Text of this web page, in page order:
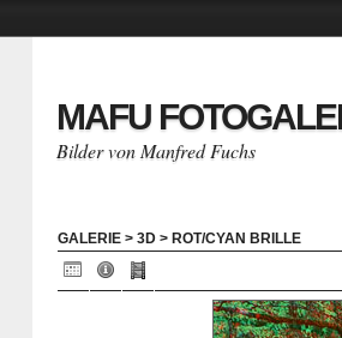
MAFU
Bilder von Manfred Fuchs
GALERIE > 3D > ROT/CYAN BRILLE